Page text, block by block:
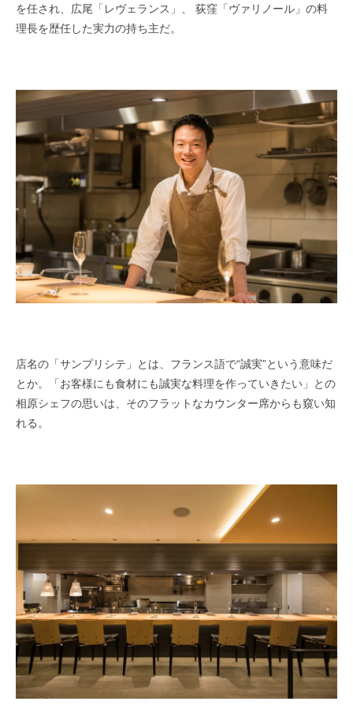
を任され、広尾「レヴェランス」、 荻窪「ヴァリノール」の料
理長を歴任した実力の持ち主だ。
店名の「サンプリシテ」とは、フランス語で“誠実”という意味だ
とか。「お客様にも食材にも誠実な料理を作っていきたい」との
相原シェフの思いは、 そのフラットなカウンター席からも窺い知
れる。